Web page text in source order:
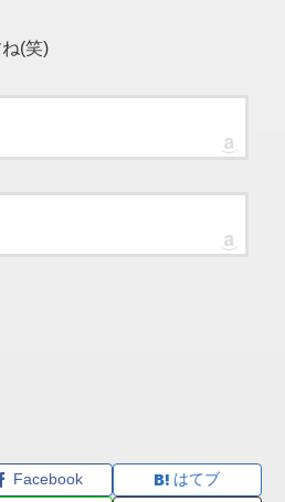
(笑)
Facebook
はてブ